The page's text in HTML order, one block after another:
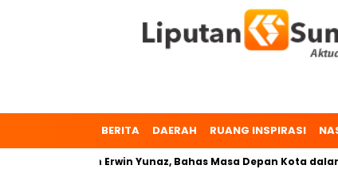
BERITA DAERAH RUANG INSPIRASI
dan Erwin Yunaz, Bahas Masa Depan Kota dalam